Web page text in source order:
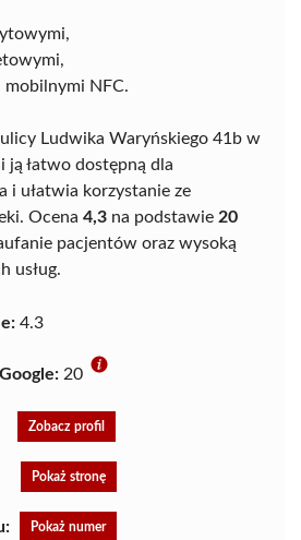
mobilnymi NFC.
Ludwika Waryńskiego 41b w
ją łatwo dostępną dla
i ułatwia korzystanie ze
Ocena 4,3 na podstawie 20
pacjentów oraz wysoką
usług.
4.3
20
Zobacz profil
Pokaż stronę
Pokaż numer